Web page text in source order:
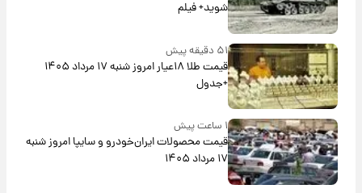
شوید+ فیلم
۵۱ دقیقه پیش
قیمت طلا ۱۸عیار امروز شنبه ۱۷ مرداد ۱۴۰۵
+جدول
۱ ساعت پیش
قیمت محصولات ایران‌خودرو و سایپا امروز شنبه
۱۷ مرداد ۱۴۰۵